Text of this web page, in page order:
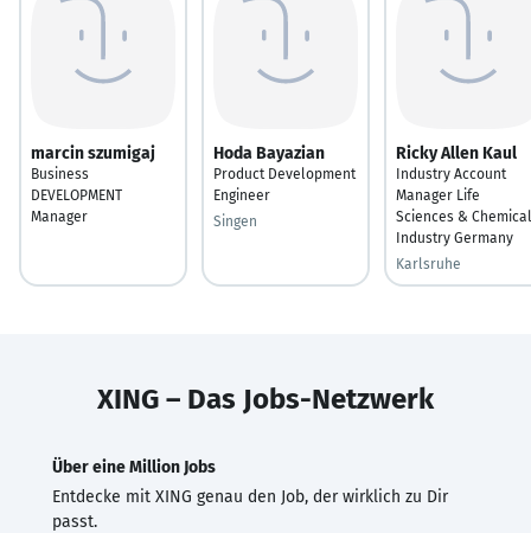
marcin szumigaj
Business
DEVELOPMENT
Manager
Hoda Bayazian
Product Development
Engineer
Singen
Ricky Allen Kaul
Industry Account
Manager Life
Sciences & Chemical
Industry Germany
Karlsruhe
XING – Das Jobs-Netzwerk
Über eine Million Jobs
Entdecke mit XING genau den Job, der wirklich zu Dir
passt.